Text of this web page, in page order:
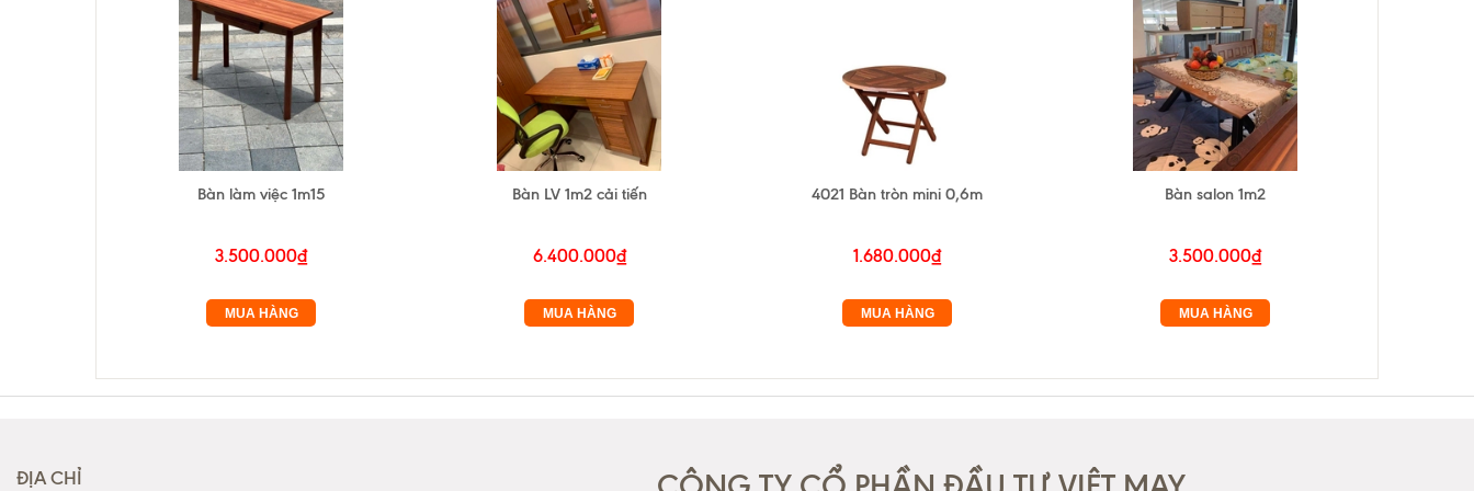
Bàn làm việc 1m15
3.500.000₫
MUA HÀNG
Bàn LV 1m2 cải tiến
6.400.000₫
MUA HÀNG
4021 Bàn tròn mini 0,6m
1.680.000₫
MUA HÀNG
Bàn salon 1m2
3.500.000₫
MUA HÀNG
ĐỊA CHỈ